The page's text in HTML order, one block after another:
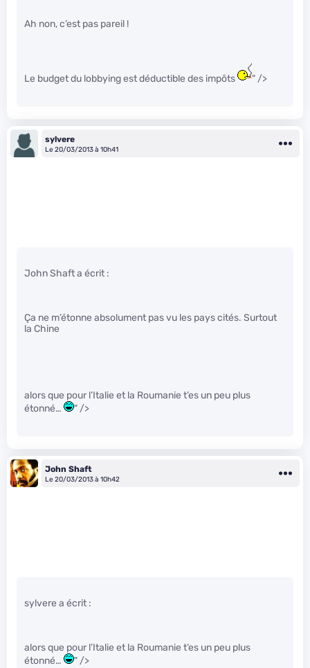
Ah non, c’est pas pareil !
Le budget du lobbying est déductible des impôts " />
sylvere
Le 20/03/2013 à 10h41
John Shaft a écrit :
Ça ne m’étonne absolument pas vu les pays cités. Surtout
la Chine
alors que pour l’Italie et la Roumanie t’es un peu plus
étonné…
" />
John Shaft
Le 20/03/2013 à 10h42
sylvere a écrit :
alors que pour l’Italie et la Roumanie t’es un peu plus
étonné…
" />